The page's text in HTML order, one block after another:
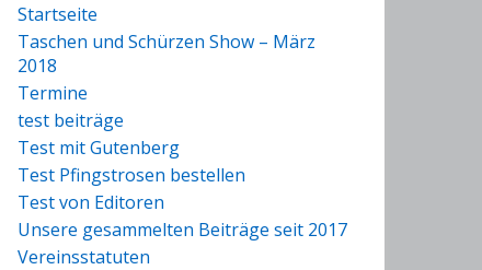
Startseite
Taschen und Schürzen Show – März
2018
Termine
test beiträge
Test mit Gutenberg
Test Pfingstrosen bestellen
Test von Editoren
Unsere gesammelten Beiträge seit 2017
Vereinsstatuten